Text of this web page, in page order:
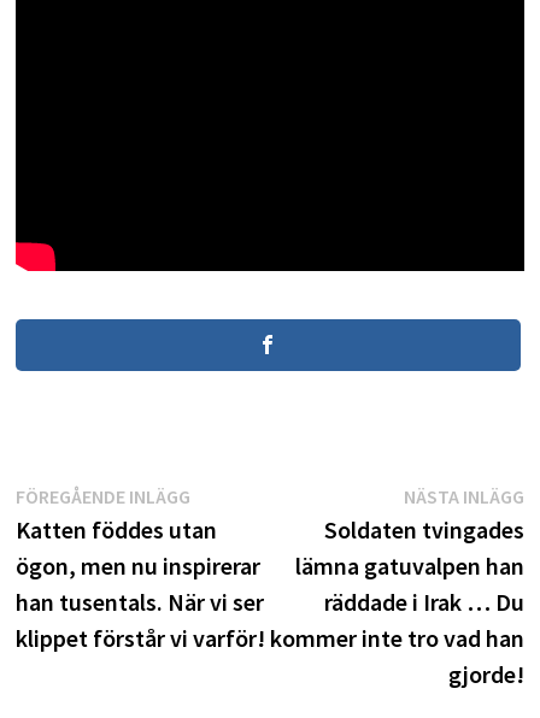
Inläggsnavigering
FÖREGÅENDE INLÄGGFöregående
inlägg:
Katten föddes utan
ögon, men nu inspirerar
han tusentals. När vi ser
klippet förstår vi varför!
NÄSTA INLÄGG
Soldaten tvingades
lämna gatuvalpen han
räddade i Irak … Du
kommer inte tro vad han
gjorde!